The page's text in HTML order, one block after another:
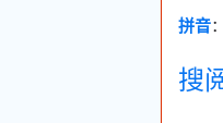
拼音
搜